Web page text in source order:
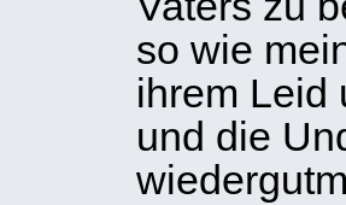
so wie
ihrem Leid
und die